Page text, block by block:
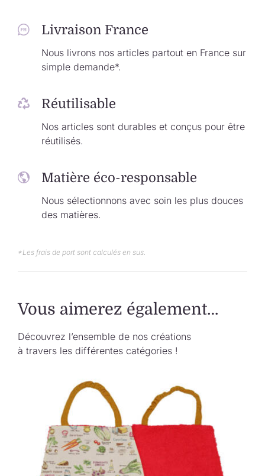
Livraison France
Nous livrons nos articles partout en France sur
simple demande*.
Réutilisable
Nos articles sont durables et conçus pour être
réutilisés.
Matière éco-responsable
Nous sélectionnons avec soin les plus douces
des matières.
*Les frais de port sont calculés en sus.
Vous aimerez également…
Découvrez l’ensemble de nos créations
à travers les différentes catégories !